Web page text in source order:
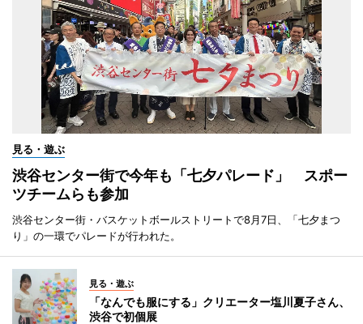
見る・遊ぶ
渋谷センター街で今年も「七夕パレード」 スポー
ツチームらも参加
渋谷センター街・バスケットボールストリートで8月7日、「七夕まつ
り」の一環でパレードが行われた。
見る・遊ぶ
「なんでも服にする」クリエーター塩川夏子さん、
渋谷で初個展